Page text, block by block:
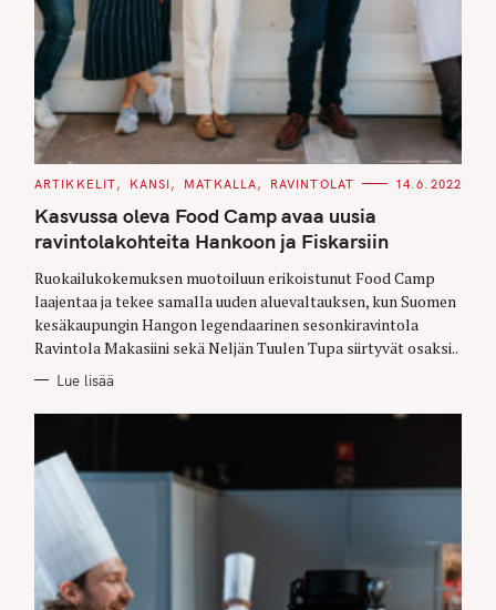
C
T
E
G
O
I
E
S
ARTIKKELIT KANSI MATKALLA RAVINTOLAT 14.6.2022
Kasvussa oleva Food Camp avaa uusia
ravintolakohteita Hankoon ja Fiskarsiin
Ruokailukokemuksen muotoiluun erikoistunut Food Camp
laajentaa ja tekee samalla uuden aluevaltauksen, kun Suomen
kesäkaupungin Hangon legendaarinen sesonkiravintola
Ravintola Makasiini sekä Neljän Tuulen Tupa siirtyvät osaksi..
Lue lisää